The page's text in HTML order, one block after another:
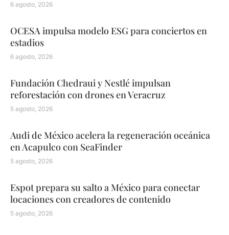
6 agosto, 2026
OCESA impulsa modelo ESG para conciertos en
estadios
6 agosto, 2026
Fundación Chedraui y Nestlé impulsan
reforestación con drones en Veracruz
5 agosto, 2026
Audi de México acelera la regeneración oceánica
en Acapulco con SeaFinder
5 agosto, 2026
Espot prepara su salto a México para conectar
locaciones con creadores de contenido
5 agosto, 2026